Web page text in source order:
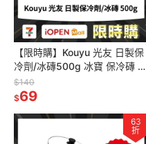
【限時購】Kouyu 光友 日製保
冷劑/冰磚500g 冰寶 保冷磚 冰
磚 凍磚 露營保冷 野餐
$140
$69
63
折